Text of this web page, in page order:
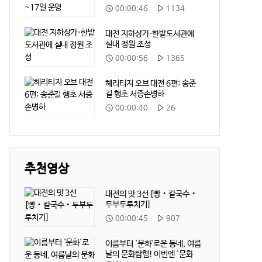
재
시
간
00:00:46
재
수
1134
대전 지하상가·한밭도서관에
실내 정원 조성
재
시
간
00:00:56
재
수
1365
헤리티지 오브 대전 6편: 송준
길 행초 서증손병하
재
00:00:40
재
26
추천영상
대전의 맛 3선 [빵‧칼국수‧
두부두루치기]
재
시
간
00:00:45
재
수
907
이름부터 '문화'로운 동네, 여름
날의 문화탐험! 이번엔 '문화